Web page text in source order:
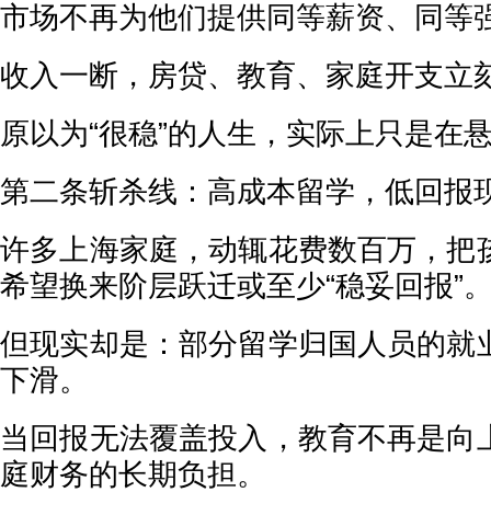
市场不再为他们提供同等薪资、同等
收入一断，房贷、教育、家庭开支立
原以为“很稳”的人生，实际上只是在
第二条斩杀线：高成本留学，低回报
许多上海家庭，动辄花费数百万，把
希望换来阶层跃迁或至少“稳妥回报”
但现实却是：部分留学归国人员的就
下滑。
当回报无法覆盖投入，教育不再是向
庭财务的长期负担。